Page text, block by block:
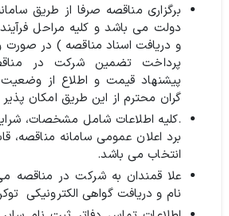
برگزاری مناقصه صرفا از طریق
دولت می باشد و کلیه مراحل
و دریافت اسناد مناقصه ) در صورت
پرداخت تضمین شرکت در
پیشنهاد قیمت و اطلاع از
گران محترم از این طریق امکان
.کلیه اطلاعات شامل مشخصات،
برد اعلان عمومی سامانه مناقصه،
انتخاب می باشد.
علا قمندان به شرکت در
نام و دریافت گواهی الکترونیکی